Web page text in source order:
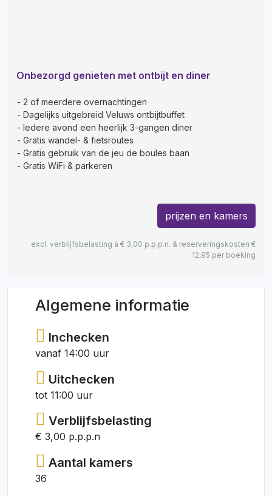
Onbezorgd genieten met ontbijt en diner
2 of meerdere overnachtingen
Dagelijks uitgebreid Veluws ontbijtbuffet
Iedere avond een heerlijk 3-gangen diner
Gratis wandel- & fietsroutes
Gratis gebruik van de jeu de boules baan
Gratis WiFi & parkeren
prijzen en kamers
excl. verblijfsbelasting à € 3,00 p.p.p.n. & reserveringskosten €
12,95 per boeking
Algemene informatie
Inchecken
vanaf 14:00 uur
Uitchecken
tot 11:00 uur
Verblijfsbelasting
€ 3,00 p.p.p.n
Aantal kamers
36